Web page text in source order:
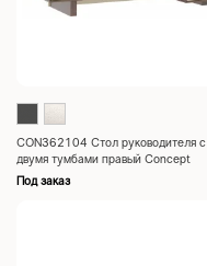
CON362104 Стол руководителя с
двумя тумбами правый Concept
2200x1000x760
Под заказ